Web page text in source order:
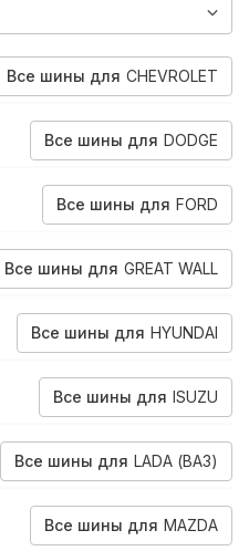
Все шины для CHEVROLET
1994-2005
2003-2012
1994-2005
Все шины для DODGE
1998-2005
1998-2004
Все шины для FORD
1996-2004
1999-2006
2006-2009
2009-2011
Все шины для GREAT WALL
2006-2013
2001-2010
2004-2013
Все шины для HYUNDAI
1998-2003
2001-2006
Все шины для ISUZU
1998-2004
1998-2004
Все шины для LADA (ВАЗ)
2017-2020
2021-2026
Все шины для MAZDA